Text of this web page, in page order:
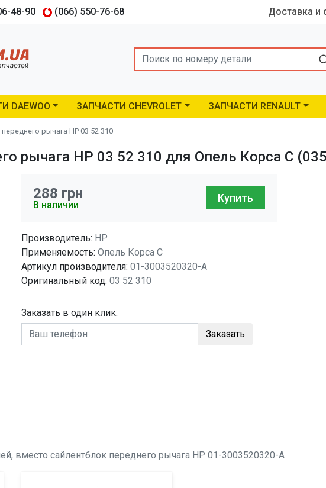
48-90 (066) 550-76-68 Доставка и
Search
DAEWOO ЗАПЧАСТИ CHEVROLET ЗАПЧАСТИ RENAULT
рычага HP 03 52 310
рычага HP 03 52 310 для Опель Корса C
288 грн
В наличии
Купить
Производитель: HP
Применяемость: Опель Корса C
Артикул производителя: 01-3003520320-A
Оригинальный код: 03 52 310
Заказать в один клик:
Заказать
вместо сайлентблок переднего рычага HP 01-3003520320-A